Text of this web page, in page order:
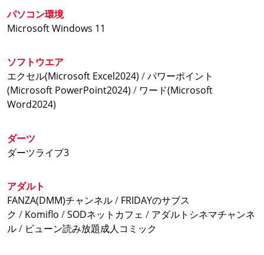
以下のお子様最大3名様まで席料金が無料となりま
す。
※料金は通常料金にプラス440円(税込)かかります
※ビジターでの入場の場合、インターネットはご利用
できません。
※ビジターの方は途中外出はできません。
飲食物持込みOKです!
池袋駅西口/池袋駅北口から徒歩2分
(完全個室)9時間パック ¥3,430(税込)
(完全個室)12時間パック ¥4,150(税込)
(完全個室)6時間パック(土・日・祝) ¥2,980(税込)
(完全個室)9時間パック(土・日・祝) ¥3,760(税込)
(完全個室)12時間パック(土・日・祝) ¥4,480(税込)
(完全個室)24時間パック(土・日・祝) ¥7,210(税込)
(完全個室)9時間ナイトパック(土・日・祝) ¥3,560(税込)
※NEW!
【オープン席】
3時間パック ¥650(税込)
6時間パック ¥950(税込)
3時間パック(土・日・祝) ¥750(税込)
6時間パック(土・日・祝) ¥1,050(税込)
パソコン環境
Microsoft Windows 11
ソフトウエア
エクセル(Microsoft Excel2024) /パワーポイント
(Microsoft PowerPoint2024) / ワード(Microsoft
Word2024)
ダーツ
ダーツライブ3
アダルト
FANZA(DMM)チャンネル/ FRIDAYのサブス
ク / Komiflo /SODネットカフェ / アダルトシネマチャンネ
ル/ ビューン読み放題成人コミック